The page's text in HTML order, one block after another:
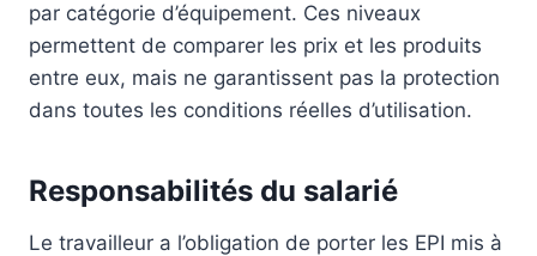
par catégorie d’équipement. Ces niveaux
permettent de comparer les prix et les produits
entre eux, mais ne garantissent pas la protection
dans toutes les conditions réelles d’utilisation.
Responsabilités du salarié
Le travailleur a l’obligation de porter les EPI mis à